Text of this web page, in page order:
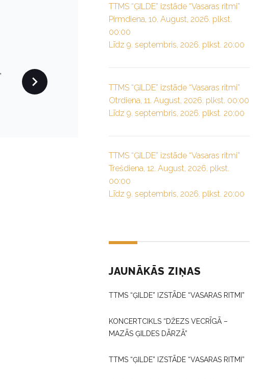
TTMS “ĢILDE” izstāde “Vasaras ritmi”
Pirmdiena, 10. August, 2026. plkst.
00:00
Līdz 9. septembris, 2026. plkst. 20:00
TTMS “ĢILDE” izstāde “Vasaras ritmi”
Otrdiena, 11. August, 2026. plkst. 00:00
Līdz 9. septembris, 2026. plkst. 20:00
TTMS “ĢILDE” izstāde “Vasaras ritmi”
Trešdiena, 12. August, 2026. plkst.
00:00
Līdz 9. septembris, 2026. plkst. 20:00
JAUNĀKĀS ZIŅAS
TTMS “ĢILDE” IZSTĀDE “VASARAS RITMI”
KONCERTCIKLS “DŽEZS VECRĪGĀ –
MAZĀS ĢILDES DĀRZĀ”
TTMS “ĢILDE” IZSTĀDE “VASARAS RITMI”